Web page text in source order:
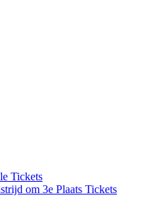
Tickets
om 3e Plaats Tickets